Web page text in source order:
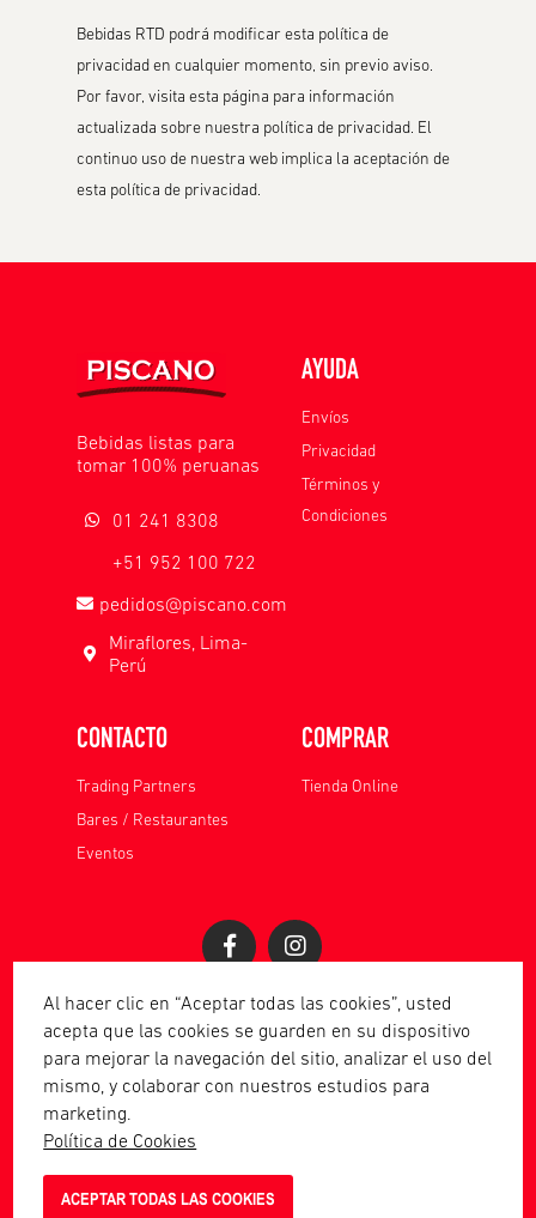
Bebidas RTD podrá modificar esta política de
privacidad en cualquier momento, sin previo aviso.
Por favor, visita esta página para información
actualizada sobre nuestra política de privacidad. El
continuo uso de nuestra web implica la aceptación de
esta política de privacidad.
Bebidas listas para
tomar 100% peruanas
01 241 8308
+51 952 100 722
pedidos@piscano.com
Miraflores, Lima-
Perú
AYUDA
Envíos
Privacidad
Términos y
Condiciones
CONTACTO
Trading Partners
Bares / Restaurantes
Eventos
COMPRAR
Tienda Online
Al hacer clic en “Aceptar todas las cookies”, usted
acepta que las cookies se guarden en su dispositivo
para mejorar la navegación del sitio, analizar el uso del
mismo, y colaborar con nuestros estudios para
marketing.
Política de Cookies
ACEPTAR TODAS LAS COOKIES